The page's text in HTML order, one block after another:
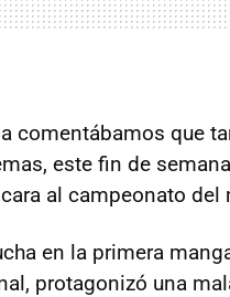
comentábamos que
este fin de
al campeonato del
en la primera
protagonizó una